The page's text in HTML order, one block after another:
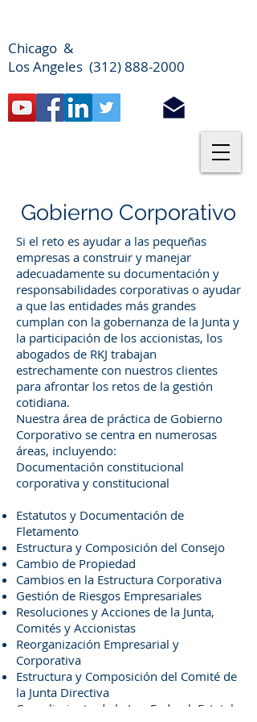
Chicago &
Los Angeles (312) 888-2000
Gobierno Corporativo
Si el reto es ayudar a las pequeñas
empresas a construir y manejar
adecuadamente su documentación y
responsabilidades corporativas o ayudar
a que las entidades más grandes
cumplan con la gobernanza de la Junta y
la participación de los accionistas, los
abogados de RKJ trabajan
estrechamente con nuestros clientes
para afrontar los retos de la gestión
cotidiana.
Nuestra área de práctica de Gobierno
Corporativo se centra en numerosas
áreas, incluyendo:
Documentación constitucional
corporativa y constitucional
Estatutos y Documentación de
Fletamento
Estructura y Composición del Consejo
Cambio de Propiedad
Cambios en la Estructura Corporativa
Gestión de Riesgos Empresariales
Resoluciones y Acciones de la Junta,
Comités y Accionistas
Reorganización Empresarial y
Corporativa
Estructura y Composición del Comité de
la Junta Directiva
Cumplimiento de la Ley Federal, Estatal